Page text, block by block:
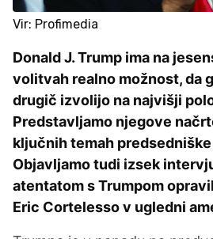
Vir: Profimedia
Donald J. Trump ima na
volitvah realno možnost, da
drugič izvolijo na najvišji
Predstavljamo njegove
ključnih temah
Objavljamo tudi izsek
atentatom s Trumpom
Eric Cortelesso v ugledni